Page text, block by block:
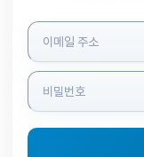
로그인 정보 입력